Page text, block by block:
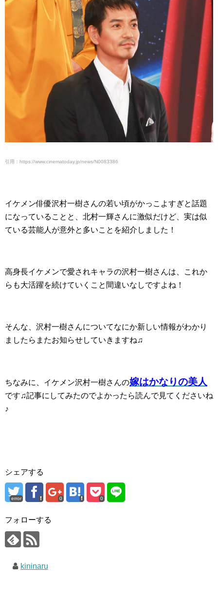
引用：https://www.cinematoday.jp/news/N0083386
イケメン俳優沢村一樹さんの若い頃がかっこよすぎと話題
になっていることと、北村一輝さんに激似だけど、実は似
ている芸能人が意外と多いことを紹介しました！
高身長イケメンで愛されキャラの沢村一樹さんは、これか
らも大活躍を続けていくこと間違いなしですよね！
そんな、沢村一樹さんについてなにか新しい情報がわかり
ましたらまたお知らせしていきますね♫
ちなみに、イケメン沢村一樹さんの嫁はかなりの美人
です♫記事にしてみたのでよかったら読んで見てくださいね
♪
シェアする
error 0 0
フォローする
kininaru